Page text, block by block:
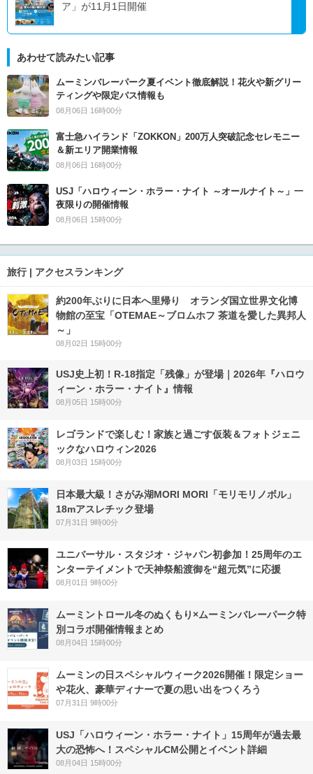
ア」が11月1日開催
あわせて読みたい記事
ムーミンバレーパーク夏イベント徹底解説！花火や新グリー
ティングや限定パス情報も
08月06日 16時00分
富士急ハイランド「ZOKKON」200万人突破記念セレモニー
＆新エリア開業情報
08月06日 16時00分
USJ「ハロウィーン・ホラー・ナイト ～オールナイト～」一
夜限りの開催情報
08月06日 15時00分
旅行 | アクセスランキング
約200年ぶりに日本へ里帰り オランダ国立世界文化博
物館の至宝「OTEMAE～ブロムホフ 茶道を愛した異邦人
～」
08月02日 15時00分
USJ史上初！R-18指定「残像」が登場｜2026年『ハロウ
ィーン・ホラー・ナイト』情報
08月05日 15時00分
レゴランドで楽しむ！家族と過ごす仮装＆フォトジェニ
ックなハロウィン2026
08月03日 15時00分
日本最大級！さがみ湖MORI MORI「モリモリノボル」
18mアスレチック登場
07月31日 9時00分
ユニバーサル・スタジオ・ジャパン初参加！25周年のエ
ンターテイメントで天神祭船渡御を“超元気”に応援
08月01日 9時00分
ムーミントロール冬のぬくもり×ムーミンバレーパーク特
別コラボ開催情報まとめ
08月04日 15時00分
ムーミンの日スペシャルウィーク2026開催！限定ショー
や花火、豪華ディナーで夏の思い出をつくろう
07月31日 9時00分
USJ「ハロウィーン・ホラー・ナイト」15周年が過去最
大の恐怖へ！スペシャルCM公開とイベント詳細
08月04日 15時00分